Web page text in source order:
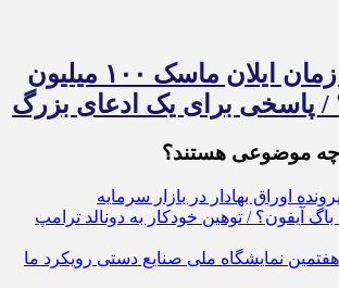
یک ساعت از زمان ایلان ماسک ۱۰۰ میلیون
/ پاسخی برای یک ادعای بزرگ
چه موضوعی هستند؟
آیفون؟ / توهین خودکار به دونالد ترامپ
نمایشگاه ملی صنایع دستی رویکرد ما